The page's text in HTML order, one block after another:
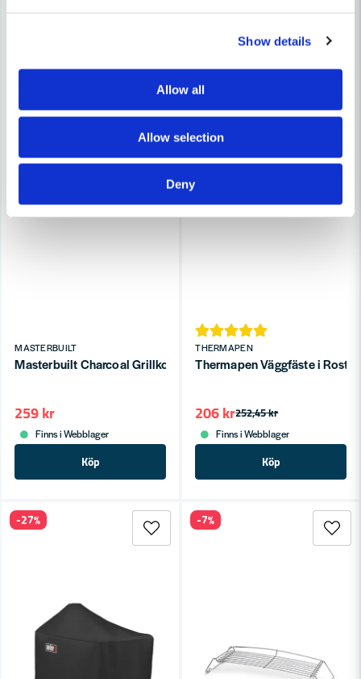
Show details
Allow all
Allow selection
Deny
MASTERBUILT
Masterbuilt Charcoal Grillkol 7,2 kg
259 kr
Finns i Webblager
Köp
THERMAPEN
Thermapen Väggfäste i
252,45 kr
206 kr
Finns i Webblager
Köp
-27% -7%